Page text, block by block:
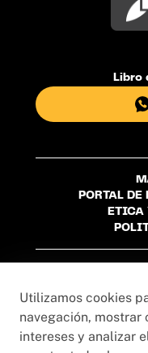
Libro
PORTAL DE
Utilizamos cookies
navegación, mostrar
intereses y analizar